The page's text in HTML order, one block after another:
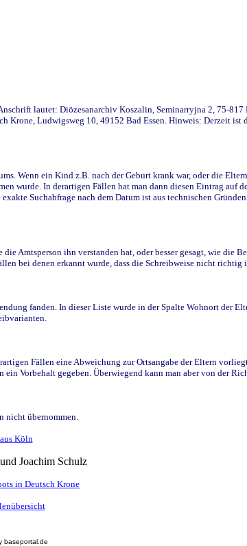
lautet: Diözesanarchiv Koszalin, Seminarryjna 2, 75-
Ludwigsweg 10, 49152 Bad Essen. Hinweis: Derzeit ist
Wenn ein Kind z.B. nach der Geburt krank war, oder die
wurde. In derartigen Fällen hat man dann diesen Eintrag auf
Suchabfrage nach dem Datum ist aus technischen
Amtsperson ihn verstanden hat, oder besser gesagt, wie die
bei denen erkannt wurde, dass die Schreibweise nicht richtig
fanden. In dieser Liste wurde in der Spalte Wohnort der
Fällen eine Abweichung zur Ortsangabe der Eltern
Vorbehalt gegeben. Überwiegend kann man aber von der
nicht übernommen.
Köln
Joachim Schulz
in Deutsch Krone
baseportal.de